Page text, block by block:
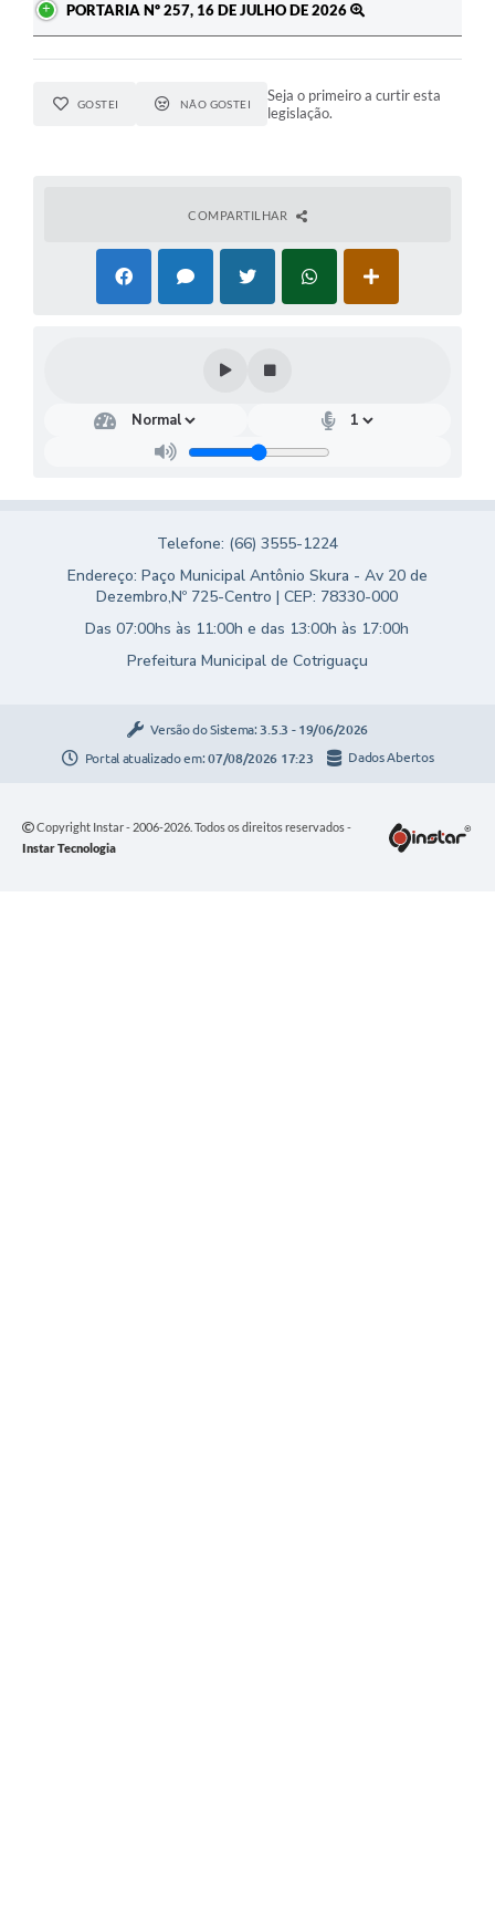
PORTARIA Nº 257, 16 DE JULHO DE 2026
GOSTEI NÃO GOSTEI
Seja o primeiro a curtir esta
legislação.
COMPARTILHAR
Telefone: (66) 3555-1224
Endereço: Paço Municipal Antônio Skura - Av 20 de
Dezembro,Nº 725-Centro | CEP: 78330-000
Das 07:00hs às 11:00h e das 13:00h às 17:00h
Prefeitura Municipal de Cotriguaçu
Versão do Sistema: 3.5.3 - 19/06/2026
Portal atualizado em:07/08/2026 17:23 Dados Abertos
Copyright Instar - 2006-2026. Todos os direitos reservados -
Instar Tecnologia